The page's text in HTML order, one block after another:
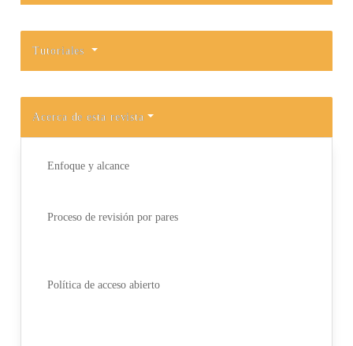
Tutoriales
Acerca de esta revista
Enfoque y alcance
Proceso de revisión por pares
Política de acceso abierto